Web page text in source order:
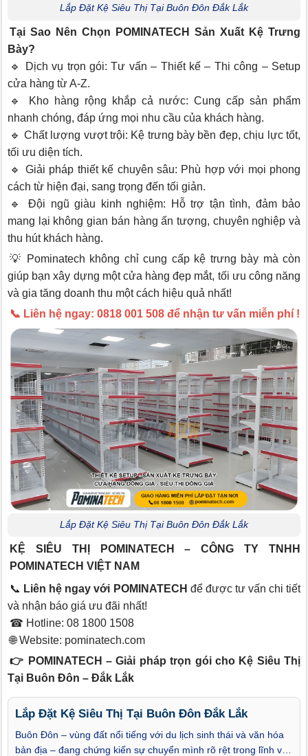
Lắp Đặt Kệ Siêu Thị Tại Buôn Đôn Đắk Lắk
Tại Sao Nên Chọn POMINATECH Sản Xuất Kệ Trưng
Bày?
🔹 Dịch vụ trọn gói: Tư vấn – Thiết kế – Thi công – Setup
cửa hàng từ A-Z.
🔹 Kho hàng rộng khắp cả nước: Cung cấp sản phẩm
nhanh chóng, đáp ứng mọi nhu cầu của khách hàng.
🔹 Chất lượng vượt trội: Kệ trưng bày bền đẹp, chịu lực tốt,
tối ưu diện tích.
🔹 Giải pháp thiết kế chuyên sâu: Phù hợp với mọi phong
cách từ hiện đại, sang trọng đến tối giản.
🔹 Đội ngũ giàu kinh nghiệm: Hỗ trợ tận tình, đảm bảo
mang lại không gian bán hàng ấn tượng, chuyên nghiệp và
thu hút khách hàng.
💡 Pominatech không chỉ cung cấp kệ trưng bày mà còn
giúp bạn xây dựng một cửa hàng đẹp mắt, tối ưu công năng
và gia tăng doanh thu một cách hiệu quả nhất!
📞 Liên hệ ngay: 0818 001 508 để nhận tư vấn miễn phí !
Lắp Đặt Kệ Siêu Thị Tại Buôn Đôn Đắk Lắk
KỆ SIÊU THỊ POMINATECH – CÔNG TY TNHH
POMINATECH VIỆT NAM
📞 Liên hệ ngay với POMINATECH để được tư vấn chi tiết
và nhận báo giá ưu đãi nhất!
☎ Hotline: 08 1800 1508
🌐 Website: pominatech.com
👉 POMINATECH – Giải pháp trọn gói cho Kệ Siêu Thị
Tại Buôn Đôn – Đắk Lắk
Lắp Đặt Kệ Siêu Thị Tại Buôn Đôn Đắk Lắk
Buôn Đôn – vùng đất nổi tiếng với du lịch sinh thái và văn hóa
bản địa – đang chứng kiến sự chuyển mình rõ rệt trong lĩnh vực